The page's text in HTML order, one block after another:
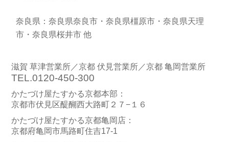
奈良県：奈良県奈良市・奈良県橿原市・奈良県天理
市・奈良県桜井市 他
滋賀 草津営業所／京都 伏見営業所／京都 亀岡営業所
TEL.0120-450-300
かたづけ屋たすかる京都本部：
京都市伏見区醍醐西大路町２７−１６
かたづけ屋たすかる京都亀岡店：
京都府亀岡市馬路町住吉17-1